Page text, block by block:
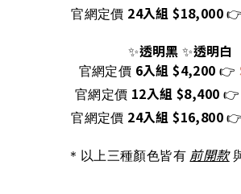
官網定價 24入組 $18,000
✨透明黑 ✨透明白
官網定價 6入組 $4,200 👉
官網定價 12入組 $8,400 👉
官網定價 24入組 $16,800
＊以上三種顏色皆有 前開款